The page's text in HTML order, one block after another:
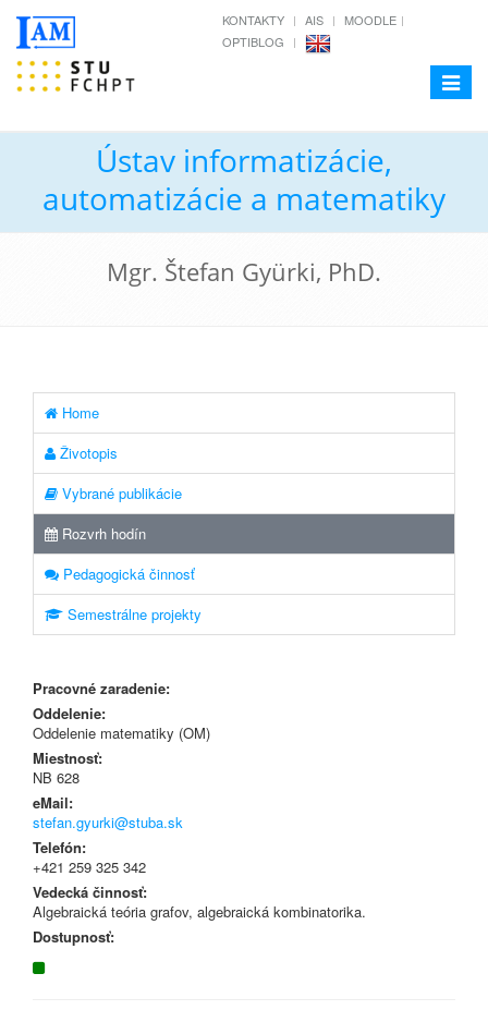
KONTAKTY AIS
MOODLE
OPTIBLOG
Toggle
Ústav informatizácie,
automatizácie a matematiky
Mgr. Štefan Gyürki, PhD.
Home
Životopis
Vybrané publikácie
Rozvrh hodín
Pedagogická činnosť
Semestrálne projekty
Pracovné zaradenie:
Oddelenie:
Oddelenie matematiky (OM)
Miestnosť:
NB 628
eMail:
stefan.gyurki@stuba.sk
Telefón:
+421 259 325 342
Vedecká činnosť:
Algebraická teória grafov, algebraická kombinatorika.
Dostupnosť: